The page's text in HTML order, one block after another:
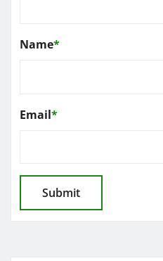
Name*
Email*